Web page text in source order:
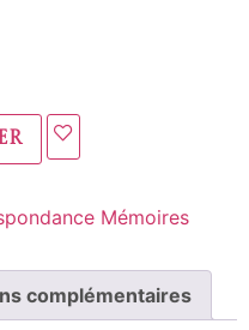
Mémoires
complémentaires